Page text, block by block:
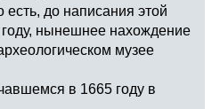
до написания этой
нынешнее нахождение
музее
в 1665 году в